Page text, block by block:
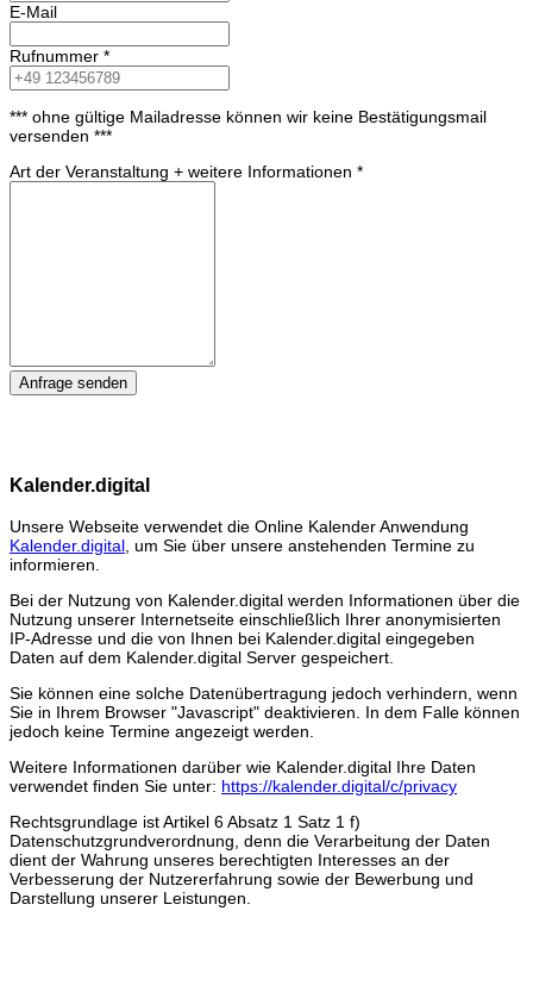
E-Mail
Rufnummer *
*** ohne gültige Mailadresse können wir keine Bestätigungsmail
versenden ***
Art der Veranstaltung + weitere Informationen *
Anfrage senden
Kalender.digital
Unsere Webseite verwendet die Online Kalender Anwendung
Kalender.digital , um Sie über unsere anstehenden Termine zu
informieren.
Bei der Nutzung von Kalender.digital werden Informationen über die
Nutzung unserer Internetseite einschließlich Ihrer anonymisierten
IP-Adresse und die von Ihnen bei Kalender.digital eingegeben
Daten auf dem Kalender.digital Server gespeichert.
Sie können eine solche Datenübertragung jedoch verhindern, wenn
Sie in Ihrem Browser "Javascript" deaktivieren. In dem Falle können
jedoch keine Termine angezeigt werden.
Weitere Informationen darüber wie Kalender.digital Ihre Daten
verwendet finden Sie unter: https://kalender.digital/c/privacy
Rechtsgrundlage ist Artikel 6 Absatz 1 Satz 1 f)
Datenschutzgrundverordnung, denn die Verarbeitung der Daten
dient der Wahrung unseres berechtigten Interesses an der
Verbesserung der Nutzererfahrung sowie der Bewerbung und
Darstellung unserer Leistungen.